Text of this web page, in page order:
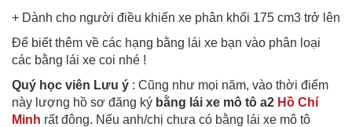
+ Dành cho người điều khiển xe phân khối 175 cm3 trở lên
Để biết thêm về các hạng bằng lái xe bạn vào phân loại
các bằng lái xe coi nhé !
Quý học viên Lưu ý : Cũng như mọi năm, vào thời điểm
này lượng hồ sơ đăng ký bằng lái xe mô tô a2 Hồ Chí
Minh rất đông. Nếu anh/chị chưa có bằng lái xe mô tô